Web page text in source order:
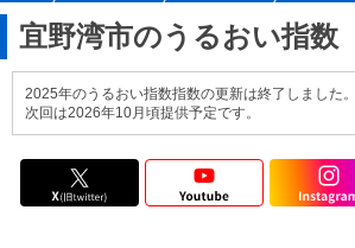
宜野湾市のうるおい指数
2025年のうるおい指数指数の更新は終了しました。
次回は2026年10月頃提供予定です。